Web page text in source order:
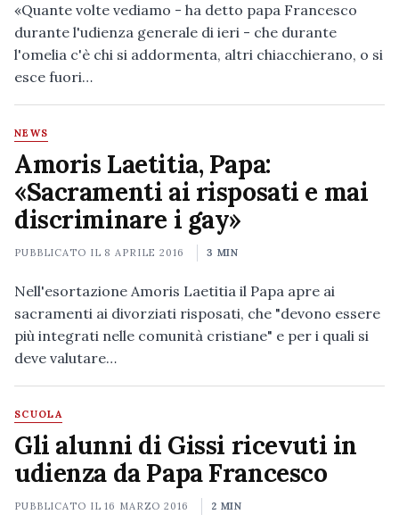
«Quante volte vediamo - ha detto papa Francesco
durante l'udienza generale di ieri - che durante
l'omelia c'è chi si addormenta, altri chiacchierano, o si
esce fuori…
NEWS
Amoris Laetitia, Papa:
«Sacramenti ai risposati e mai
discriminare i gay»
PUBBLICATO IL 8 APRILE 2016 3 MIN
Nell'esortazione Amoris Laetitia il Papa apre ai
sacramenti ai divorziati risposati, che "devono essere
più integrati nelle comunità cristiane" e per i quali si
deve valutare…
SCUOLA
Gli alunni di Gissi ricevuti in
udienza da Papa Francesco
PUBBLICATO IL16 MARZO 2016 2 MIN